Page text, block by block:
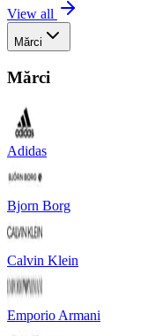
View all
Mărci
Mărci
Adidas
Bjorn Borg
Calvin Klein
Emporio Armani